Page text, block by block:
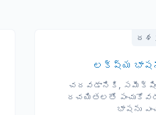
దశ
లక్ష్య భాషను
చదవడానికి,
రచయితలతో
భాషను